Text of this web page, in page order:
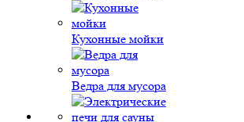
Кухонные мойки
Ведра для мусора